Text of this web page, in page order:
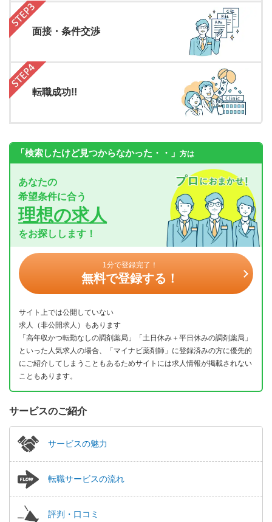
面接・条件交渉
転職成功!!
「検索したけど見つからなかった・・」 方は
あなたの
希望条件に合う
理想の求人
をお探しします！
1分で登録完了！
無料で登録する！
サイト上では公開していない
求人（非公開求人）もあります
「高年収かつ転勤なしの調剤薬局」「土日休み＋平日休みの調剤薬局」
といった人気求人の場合、「マイナビ薬剤師」に登録済みの方に優先的
にご紹介してしまうこともあるためサイトには求人情報が掲載されない
こともあります。
サービスのご紹介
サービスの魅力
転職サービスの流れ
評判・口コミ